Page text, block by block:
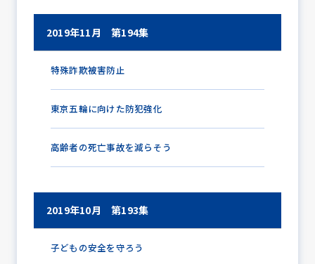
防犯対策情報
防犯協力会について
2019年11月 第194集
特殊詐欺被害防止
東京五輪に向けた防犯強化
高齢者の死亡事故を減らそう
2019年10月 第193集
子どもの安全を守ろう